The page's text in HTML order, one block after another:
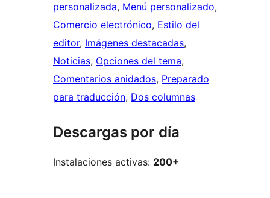
personalizada, Menú personalizado
Comercio electrónico, Estilo del
editor, Imágenes destacadas
Noticias, Opciones del tema
Comentarios anidados, Preparado
para traducción, Dos columnas
Descargas por día
Instalaciones activas: 200+